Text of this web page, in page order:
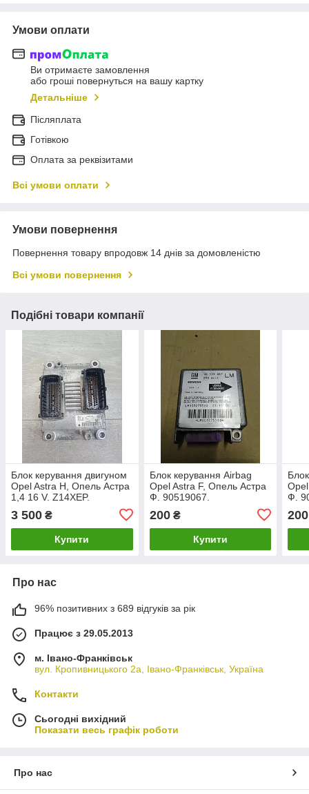
Умови оплати
Ви отримаєте замовлення
або гроші повернуться на вашу картку
Детальніше
Післяплата
Готівкою
Оплата за реквізитами
Всі умови оплати
Умови повернення
Повернення товару впродовж 14 днів за домовленістю
Всі умови повернення
Подібні товари компанії
Блок керування двигуном
Opel Astra H, Опель Астра
1,4 16 V. Z14XEP.
QF.
3 500 ₴
Купити
Блок керування Airbag
Opel Astra F, Опель Астра
Ф. 90519067.
200₴
Купити
Ф.
200
Про нас
96% позитивних з 689 відгуків за рік
Працює з 29.05.2013
м. Івано-Франківськ
вул. Кропивницького 2а, Івано-Франківськ, Україна
Контакти
Сьогодні вихідний
Показати весь графік роботи
Про нас